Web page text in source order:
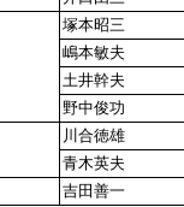
塚本昭三
嶋本敏夫
土井幹夫
野中俊功
川合徳雄
青木英夫
吉田善一